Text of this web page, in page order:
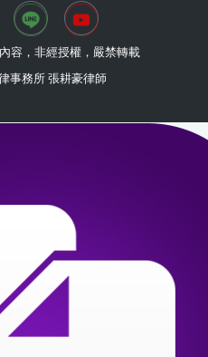
容，非經授權，嚴禁轉載
事務所 張耕豪律師